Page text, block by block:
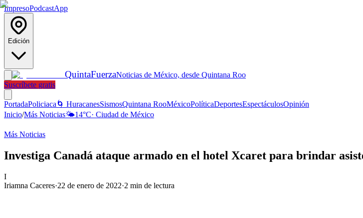
ImpresoPodcastApp
Edición
QuintaFuerzaNoticias de México, desde Quintana Roo
Suscríbete gratis
PortadaPoliciaca 🌀 HuracanesSismosQuintana RooMéxicoPolíticaDeportesEspectáculosOpinión
Inicio/Más Noticias🌤️14°C· Ciudad de México
Más Noticias
Investiga Canadá ataque armado en el hotel Xcaret para brindar
I
Iriamna Caceres·22 de enero de 2022·2 min de lectura